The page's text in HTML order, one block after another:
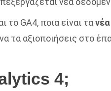
το GA4, ποια είναι τα
τα αξιοποιήσεις στο
4;